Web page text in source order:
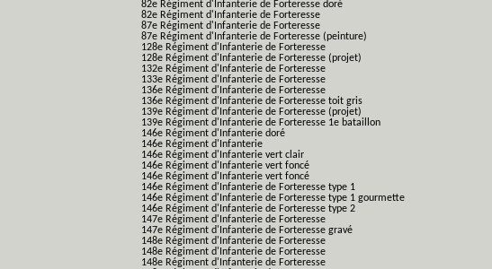
82e Régiment d'Infanterie de Forteresse doré
82e Régiment d'Infanterie de Forteresse
87e Régiment d'Infanterie de Forteresse
87e Régiment d'Infanterie de Forteresse (peinture)
128e Régiment d'Infanterie de Forteresse
128e Régiment d'Infanterie de Forteresse (projet)
132e Régiment d'Infanterie de Forteresse
133e Régiment d'Infanterie de Forteresse
136e Régiment d'Infanterie de Forteresse
136e Régiment d'Infanterie de Forteresse toit gris
139e Régiment d'Infanterie de Forteresse (projet)
139e Régiment d'Infanterie de Forteresse 1e bataillon
146e Régiment d'Infanterie doré
146e Régiment d'Infanterie
146e Régiment d'Infanterie vert clair
146e Régiment d'Infanterie vert foncé
146e Régiment d'Infanterie vert foncé
146e Régiment d'Infanterie de Forteresse type 1
146e Régiment d'Infanterie de Forteresse type 1 gourmette
146e Régiment d'Infanterie de Forteresse type 2
147e Régiment d'Infanterie de Forteresse
147e Régiment d'Infanterie de Forteresse gravé
148e Régiment d'Infanterie de Forteresse
148e Régiment d'Infanterie de Forteresse
148e Régiment d'Infanterie de Forteresse